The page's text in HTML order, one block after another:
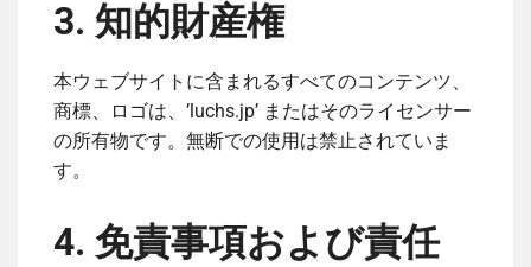
3. 知的財産権
本ウェブサイトに含まれるすべてのコンテンツ、
商標、ロゴは、’luchs.jp’ またはそのライセンサー
の所有物です。無断での使用は禁止されていま
す。
4. 免責事項および責任